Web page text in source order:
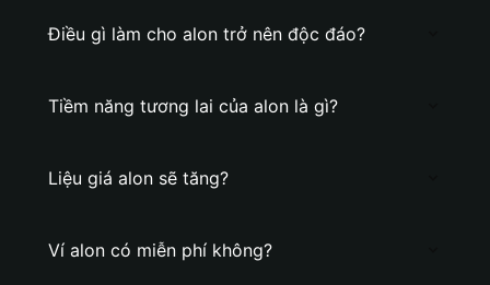
Điều gì làm cho alon trở nên độc đáo?
Tiềm năng tương lai của alon là gì?
Liệu giá alon sẽ tăng?
Ví alon có miễn phí không?